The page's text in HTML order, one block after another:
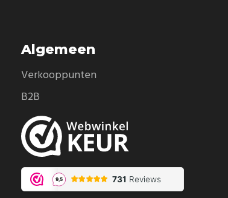
Algemeen
Verkooppunten
B2B